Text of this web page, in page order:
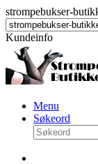
strompebukser-
Kundeinfo
Menu
Søkeord